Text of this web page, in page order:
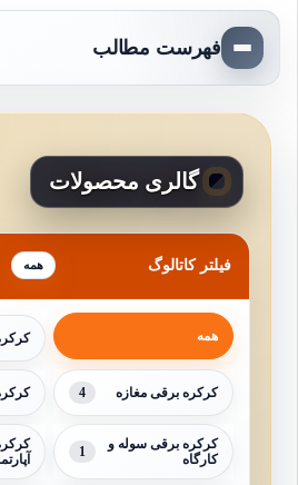
فهرست مطالب
گالری محصولات
فیلتر کاتالوگ همه
همه
کرکره برقی مغازه 4
کرکره برقی سوله و
کارگاه
1